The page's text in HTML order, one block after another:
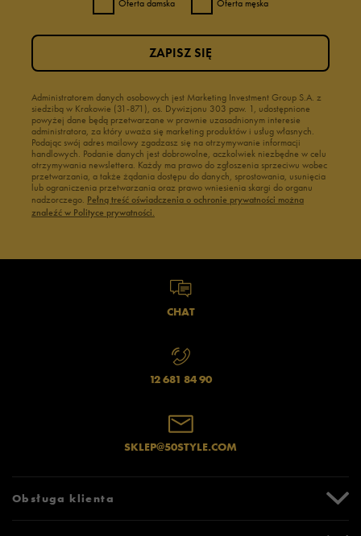
Oferta damska Oferta męska
Administratorem danych osobowych jest Marketing Investment Group S.A. z
siedzibą w Krakowie (31-871), os. Dywizjonu 303 paw. 1, udostępnione
powyżej dane będą przetwarzane w prawnie uzasadnionym interesie
administratora, za który uważa się marketing produktów i usług własnych.
Podając swój adres mailowy zgadzasz się na otrzymywanie informacji
handlowych. Podanie danych jest dobrowolne, aczkolwiek niezbędne w celu
otrzymywania newslettera. Każdy ma prawo do zgłoszenia sprzeciwu wobec
przetwarzania, a także żądania dostępu do danych, sprostowania, usunięcia
lub ograniczenia przetwarzania oraz prawo wniesienia skargi do organu
nadzorczego. Pełną treść oświadczenia o ochronie prywatności można
znaleźć w Polityce prywatności.
ZAPISZ SIĘ
CHAT
12 681 84 90
SKLEP@50STYLE.COM
Obsługa klienta